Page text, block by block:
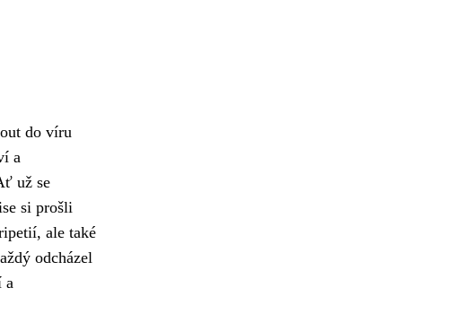
do víru
a
už se
si prošli
ale také
odcházel
a